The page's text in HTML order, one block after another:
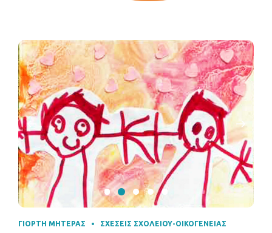
ΓΙΟΡΤΉ ΜΗΤΈΡΑΣ ΣΧΈΣΕΙΣ ΣΧΟΛΕΊΟΥ-ΟΙΚΟΓΈΝΕΙΑΣ